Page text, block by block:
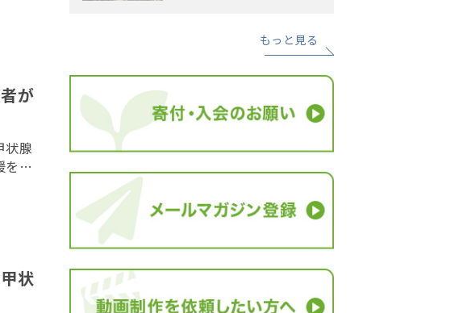
関
が
状腺
を行
オ
状
もっと見る